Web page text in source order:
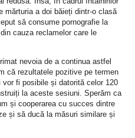
mărturia a doi băieți dintr-o clasă
să consume pornografie la
cauza reclamelor care le
nevoia de a continua astfel
că rezultatele pozitive pe termen
fi posibile și datorită celor 120
la aceste sesiuni. Sperăm ca
și cooperarea cu succes dintre
și să ducă la măsuri similare și